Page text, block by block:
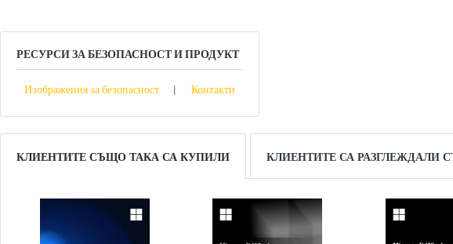
РЕСУРСИ ЗА БЕЗОПАСНОСТ И ПРОДУКТ
Изображения за безопасност Контакти
КЛИЕНТИТЕ СЪЩО ТАКА СА КУПИЛИ КЛИЕНТИТЕ СА РАЗГЛЕЖДАЛИ